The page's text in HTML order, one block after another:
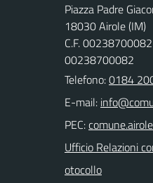
Piazza Padre
18030 Airole (IM)
C.F.
00238700082
Telefono:0184
E-mail:
PEC:
Ufficio Relazioni
otocollo